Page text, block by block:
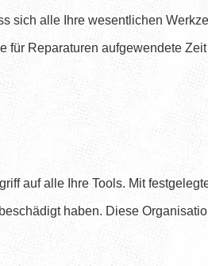
sich alle Ihre wesentlichen
Reparaturen aufgewendete
auf alle Ihre Tools. Mit
haben. Diese